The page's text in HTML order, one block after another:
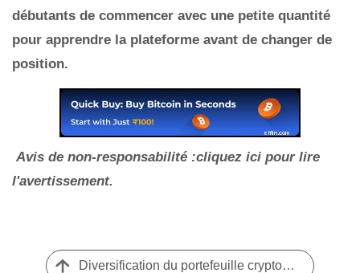
débutants de commencer avec une petite quantité
pour apprendre la plateforme avant de changer de
position.
Avis de non-responsabilité :cliquez ici pour lire
l'avertissement.
Diversification du portefeuille crypto :atténuer les risques et maximiser les rendements